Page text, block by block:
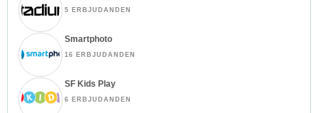
5 ERBJUDANDEN
Smartphoto
16 ERBJUDANDEN
SF Kids Play
6 ERBJUDANDEN